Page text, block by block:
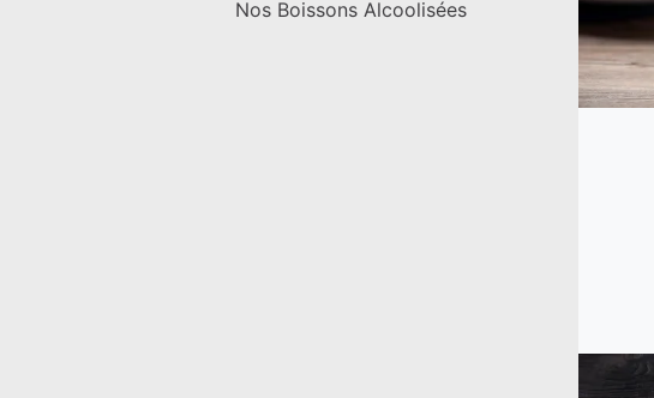
Nos Boissons Alcoolisées